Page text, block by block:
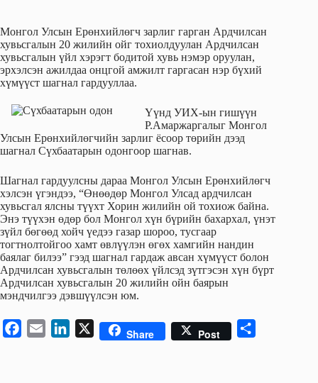
Монгол Улсын Ерөнхийлөгч зарлиг гарган Ардчилсан
хувьсгалын 20 жилийн ойг тохиолдуулан Ардчилсан
хувьсгалын үйл хэрэгт бодитой хувь нэмэр оруулан,
эрхэлсэн ажилдаа онцгой амжилт гаргасан нэр бүхий
хүмүүст шагнал гардууллаа.
Үүнд УИХ-ын гишүүн
Р.Амаржаргалыг Монгол
Улсын Ерөнхийлөгчийн зарлиг ёсоор төрийн дээд
шагнал Сүхбаатарын одонгоор шагнав.
Шагнал гардуулсны дараа Монгол Улсын Ерөнхийлөгч
хэлсэн үгэндээ, “Өнөөдөр Монгол Улсад ардчилсан
хувьсгал ялсны түүхт Хорин жилийн ой тохиож байна.
Энэ түүхэн өдөр бол Монгол хүн бүрийн бахархал, үнэт
зүйл бөгөөд хойч үедээ газар шороо, тусгаар
тогтнолтойгоо хамт өвлүүлэн өгөх хамгийн нандин
баялаг билээ” гээд шагнал гардаж авсан хүмүүст болон
Ардчилсан хувьсгалын төлөөх үйлсэд зүтгэсэн хүн бүрт
Ардчилсан хувьсгалын 20 жилийн ойн баярын
мэндчилгээ дэвшүүлсэн юм.
X Share Post